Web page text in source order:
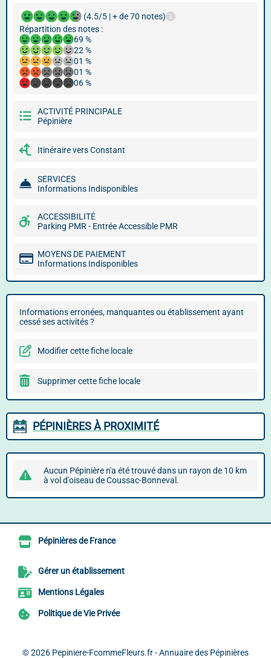
(4.5/5 | + de 70 notes)
Répartition des notes :
69 %
22 %
01 %
01 %
06 %
ACTIVITÉ PRINCIPALE
Pépinière
Itinéraire vers Constant
SERVICES
Informations Indisponibles
ACCESSIBILITÉ
Parking PMR - Entrée Accessible PMR
MOYENS DE PAIEMENT
Informations Indisponibles
Informations erronées, manquantes ou établissement ayant
cessé ses activités ?
Modifier cette fiche locale
Supprimer cette fiche locale
PÉPINIÈRES À PROXIMITÉ
Aucun Pépinière n'a été trouvé dans un rayon de 10 km
à vol d'oiseau de Coussac-Bonneval.
Pépinières de France
Gérer un établissement
Mentions Légales
Politique de Vie Privée
© 2026 Pepiniere-FcommeFleurs.fr - Annuaire des Pépinières